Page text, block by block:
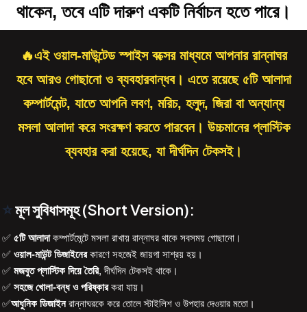
থাকেন, তবে এটি দারুণ একটি নির্বাচন হতে পারে।
🔥এই ওয়াল-মাউন্টেড স্পাইস বক্সের মাধ্যমে আপনার রান্নাঘর
হবে আরও গোছানো ও ব্যবহারবান্ধব। এতে রয়েছে ৫টি আলাদা
কম্পার্টমেন্ট, যাতে আপনি লবণ, মরিচ, হলুদ, জিরা বা অন্যান্য
মসলা আলাদা করে সংরক্ষণ করতে পারবেন। উচ্চমানের প্লাস্টিক
ব্যবহার করা হয়েছে, যা দীর্ঘদিন টেকসই।
⭐মূল সুবিধাসমূহ (Short Version):
✅৫টি আলাদাকম্পার্টমেন্টে মসলা রাখায় রান্নাঘর থাকে সবসময় গোছানো।
✅ওয়াল-মাউন্ট ডিজাইনেরকারণে সহজেই জায়গা সাশ্রয় হয়।
✅মজবুত প্লাস্টিক দিয়ে তৈরি, দীর্ঘদিন টেকসই থাকে।
✅সহজে খোলা-বন্ধ ও পরিষ্কারকরা যায়।
✅আধুনিক ডিজাইনরান্নাঘরকে করে তোলে স্টাইলিশ ও উপহার দেওয়ার মতো।